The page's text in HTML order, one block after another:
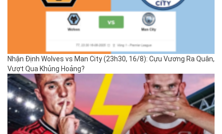
Nhận Định Wolves vs Man City (23h30, 16/8): Cựu Vương Ra Quân,
Vượt Qua Khủng Hoảng?